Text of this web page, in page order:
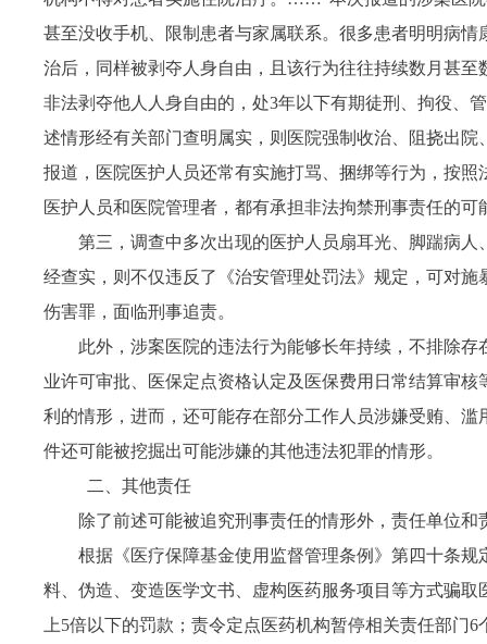
甚至没收手机、限制患者与家属联系。很多患者明明病
治后，同样被剥夺人身自由，且该行为往往持续数月甚
非法剥夺他人人身自由的，处3年以下有期徒刑、拘役、
述情形经有关部门查明属实，则医院强制收治、阻挠出
报道，医院医护人员还常有实施打骂、捆绑等行为，按
医护人员和医院管理者，都有承担非法拘禁刑事责任的可
第三，调查中多次出现的医护人员扇耳光、脚踹病
经查实，则不仅违反了《治安管理处罚法》规定，可对
伤害罪，面临刑事追责。
此外，涉案医院的违法行为能够长年持续，不排除
业许可审批、医保定点资格认定及医保费用日常结算审
利的情形，进而，还可能存在部分工作人员涉嫌受贿、
件还可能被挖掘出可能涉嫌的其他违法犯罪的情形。
二、其他责任
除了前述可能被追究刑事责任的情形外，责任单位
根据《医疗保障基金使用监督管理条例》第四十条
料、伪造、变造医学文书、虚构医药服务项目等方式骗
上5倍以下的罚款；责令定点医药机构暂停相关责任部